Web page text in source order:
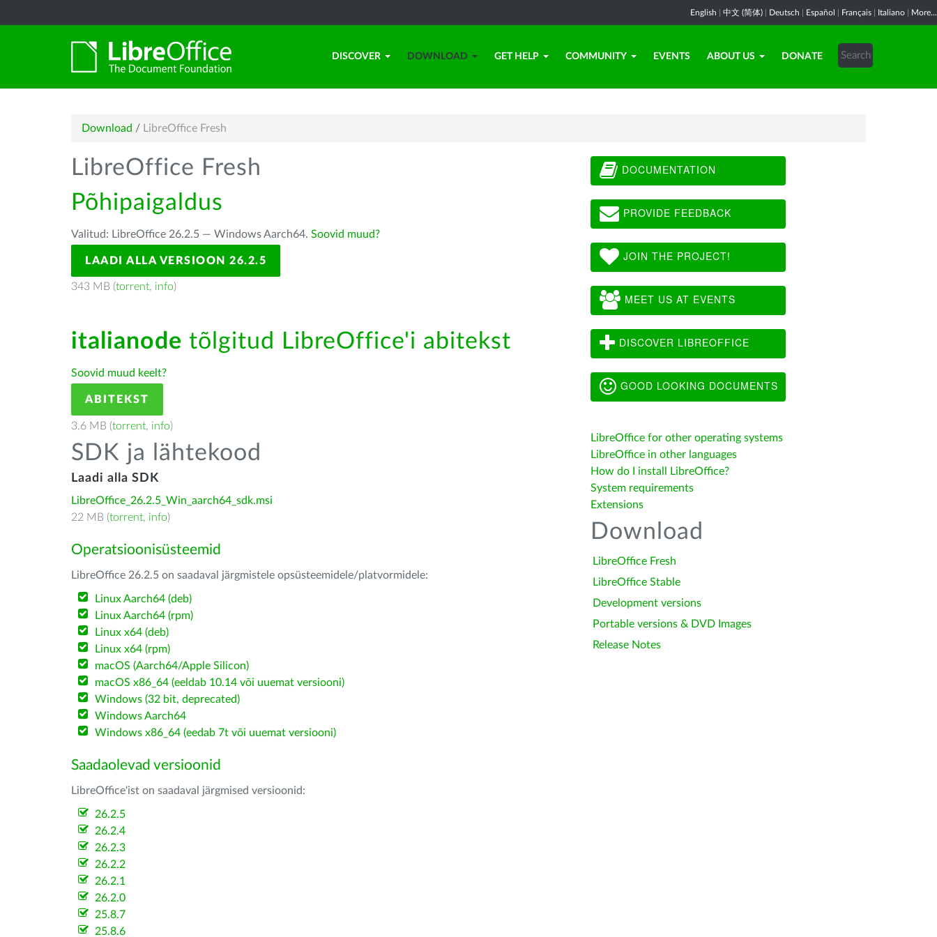
English 中文 (简体) Deutsch Español Français Italiano More...
DISCOVER DOWNLOAD GET HELP COMMUNITY EVENTS ABOUT US DONATE
Download / LibreOffice Fresh
LibreOffice Fresh
Põhipaigaldus
Valitud: LibreOffice 26.2.5 — Windows Aarch64. Soovid muud?
LAADI ALLA VERSIOON 26.2.5
343 MB (torrent, info)
italianode tõlgitud LibreOffice'i abitekst
Soovid muud keelt?
ABITEKST
3.6 MB (torrent, info)
SDK ja lähtekood
Laadi alla SDK
LibreOffice_26.2.5_Win_aarch64_sdk.msi
22 MB (torrent, info)
Operatsioonisüsteemid
LibreOffice 26.2.5 on saadaval järgmistele opsüsteemidele/platvormidele:
Linux Aarch64 (deb)
Linux Aarch64 (rpm)
Linux x64 (deb)
Linux x64 (rpm)
macOS (Aarch64/Apple Silicon)
macOS x86_64 (eeldab 10.14 või uuemat versiooni)
Windows (32 bit, deprecated)
Windows Aarch64
Windows x86_64 (eedab 7t või uuemat versiooni)
Saadaolevad versioonid
LibreOffice'ist on saadaval järgmised versioonid:
26.2.5
26.2.4
26.2.3
26.2.2
26.2.1
26.2.0
25.8.7
25.8.6
DOCUMENTATION
PROVIDE FEEDBACK
JOIN THE PROJECT!
MEET US AT EVENTS
DISCOVER LIBREOFFICE
GOOD LOOKING DOCUMENTS
LibreOffice for other operating systems
LibreOffice in other languages
How do I install LibreOffice?
System requirements
Extensions
Download
LibreOffice Fresh
LibreOffice Stable
Development versions
Portable versions & DVD Images
Release Notes